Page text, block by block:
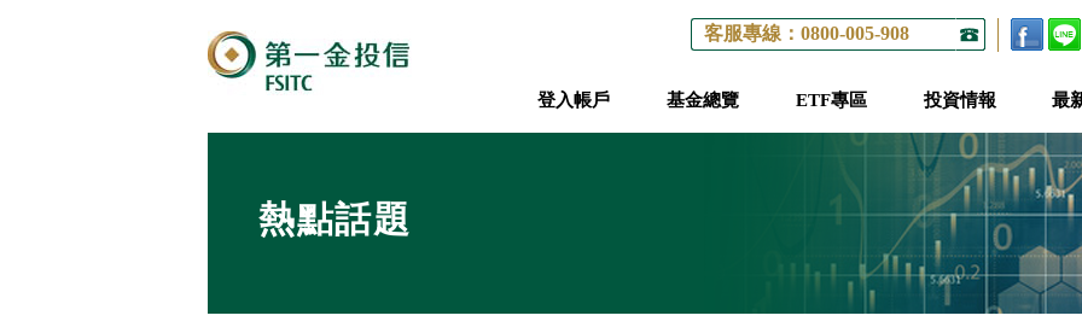
客服專線：0800-005-908
登入帳戶 基金總覽 ETF專區 投資情報 最
熱點話題